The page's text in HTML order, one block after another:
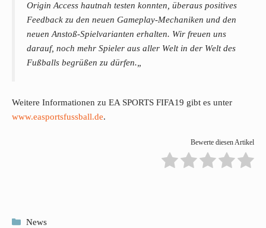
Origin Access hautnah testen konnten, überaus positives
Feedback zu den neuen Gameplay-Mechaniken und den
neuen Anstoß-Spielvarianten erhalten. Wir freuen uns
darauf, noch mehr Spieler aus aller Welt in der Welt des
Fußballs begrüßen zu dürfen.
Weitere Informationen zu EA SPORTS FIFA19 gibt es unter
www.easportsfussball.de.
Bewerte diesen Artikel
Kategorien
News